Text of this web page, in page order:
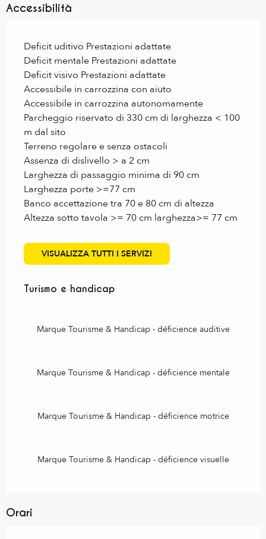
Accessibilità
Deficit uditivo Prestazioni adattate
Deficit mentale Prestazioni adattate
Deficit visivo Prestazioni adattate
Accessibile in carrozzina con aiuto
Accessibile in carrozzina autonomamente
Parcheggio riservato di 330 cm di larghezza < 100
m dal sito
Terreno regolare e senza ostacoli
Assenza di dislivello > a 2 cm
Larghezza di passaggio minima di 90 cm
Larghezza porte >=77 cm
Banco accettazione tra 70 e 80 cm di altezza
Altezza sotto tavola >= 70 cm larghezza>= 77 cm
VISUALIZZA TUTTI I SERVIZI
Turismo e handicap
Turismo e handicap
Marque Tourisme & Handicap - déficience auditive
Marque Tourisme & Handicap - déficience mentale
Marque Tourisme & Handicap - déficience motrice
Marque Tourisme & Handicap - déficience visuelle
Orari